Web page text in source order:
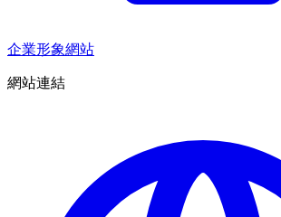
企業形象網站
網站連結